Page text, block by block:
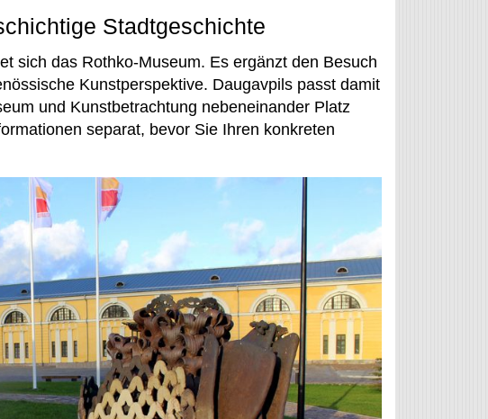
Stadtgeschichte
sich das Rothko-Museum. Es ergänzt den Besuch
Kunstperspektive. Daugavpils passt damit
und Kunstbetrachtung nebeneinander Platz
separat, bevor Sie Ihren konkreten